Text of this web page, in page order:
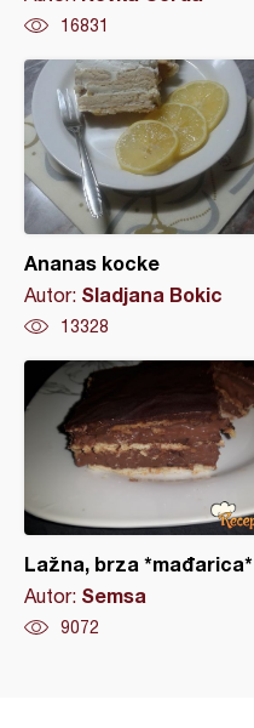
16831
Ananas kocke
Autor: Sladjana Bokic
13328
Lažna, brza *mađarica*
Autor: Semsa
9072